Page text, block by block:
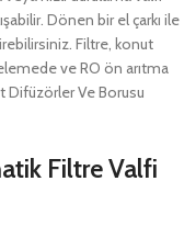
Dönen bir el çarkı ile
Filtre, konut
ve RO ön arıtma
Difüzörler Ve Borusu
Filtre Valfi